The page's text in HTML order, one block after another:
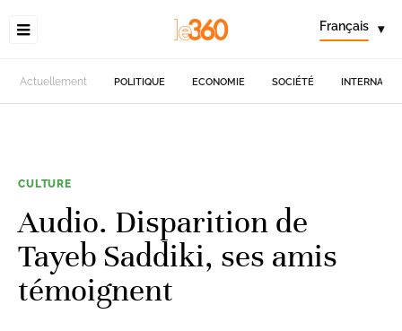
Français ▾
Actuellement POLITIQUE ECONOMIE SOCIÉTÉ
CULTURE
Audio. Disparition de
Tayeb Saddiki, ses amis
témoignent